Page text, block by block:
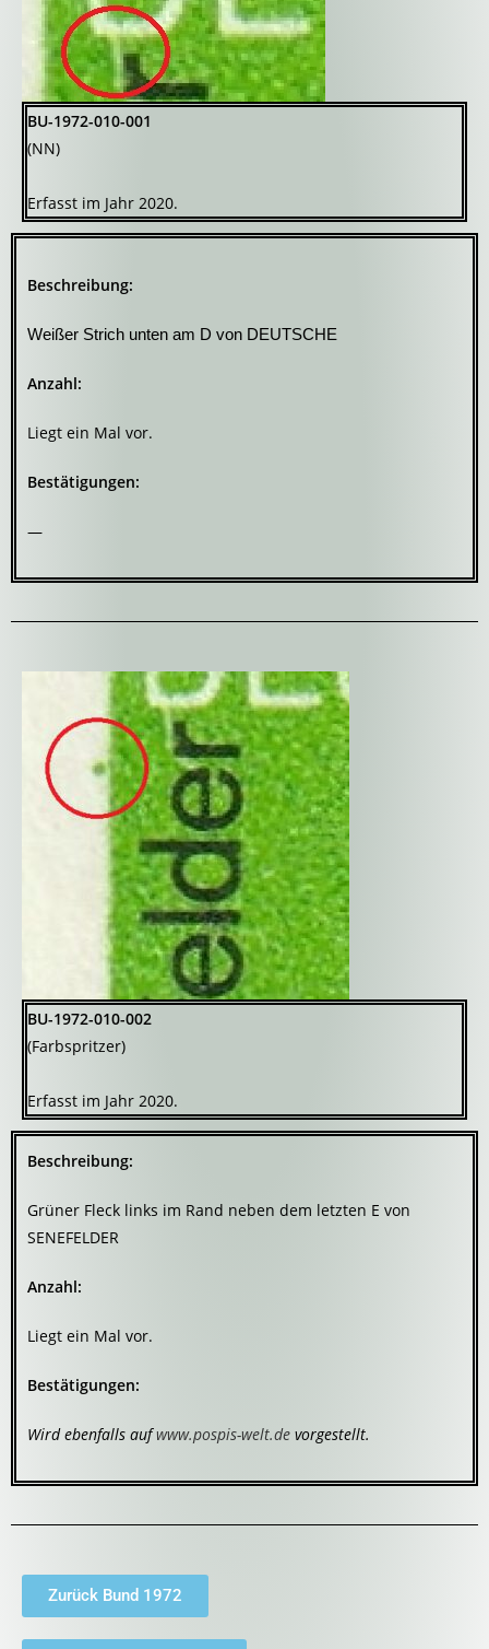
BU-1972-010-001
(NN)
Erfasst im Jahr 2020.
Beschreibung:
Weißer Strich unten am D von DEUTSCHE
Anzahl:
Liegt ein Mal vor.
Bestätigungen:
—
BU-1972-010-002
(Farbspritzer)
Erfasst im Jahr 2020.
Beschreibung:
Grüner Fleck links im Rand neben dem letzten E von
SENEFELDER
Anzahl:
Liegt ein Mal vor.
Bestätigungen:
Wird ebenfalls aufwww.pospis-welt.de vorgestellt.
Zurück Bund 1972